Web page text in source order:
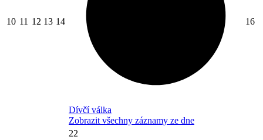
10 11 12 13 14
Dívčí válka
Zobrazit všechny záznamy ze dne
16
22